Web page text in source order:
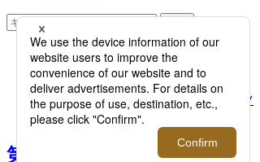
TOP
PHOTO
第30回｜クールな素材で快適に着こ
なせる、人気3ブランドの真夏スーツ
を徹底比較
第30回｜クールな素材で快